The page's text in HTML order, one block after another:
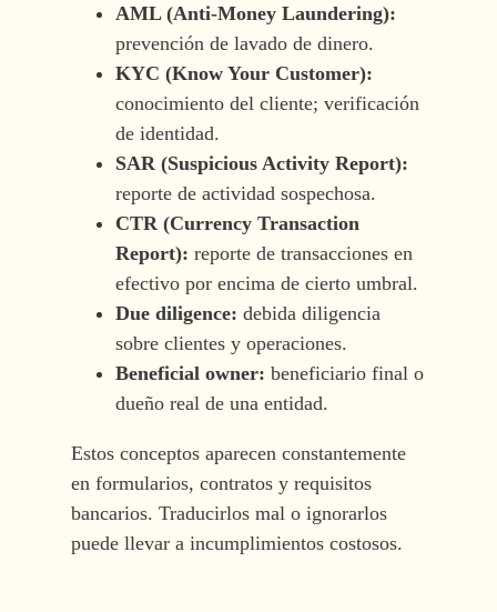
AML (Anti-Money Laundering):
prevención de lavado de dinero.
KYC (Know Your Customer):
conocimiento del cliente; verificación
de identidad.
SAR (Suspicious Activity Report):
reporte de actividad sospechosa.
CTR (Currency Transaction
Report): reporte de transacciones en
efectivo por encima de cierto umbral.
Due diligence: debida diligencia
sobre clientes y operaciones.
Beneficial owner: beneficiario final o
dueño real de una entidad.
Estos conceptos aparecen constantemente
en formularios, contratos y requisitos
bancarios. Traducirlos mal o ignorarlos
puede llevar a incumplimientos costosos.